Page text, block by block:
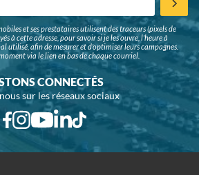
et ses prestataires utilisent des traceurs (pixels de
à cette adresse, pour savoir si je les ouvre, l'heure à
utilisé, afin de mesurer et d'optimiser leurs campagnes.
via le lien en bas de chaque courriel.
CONNECTÉS
sur les réseaux sociaux